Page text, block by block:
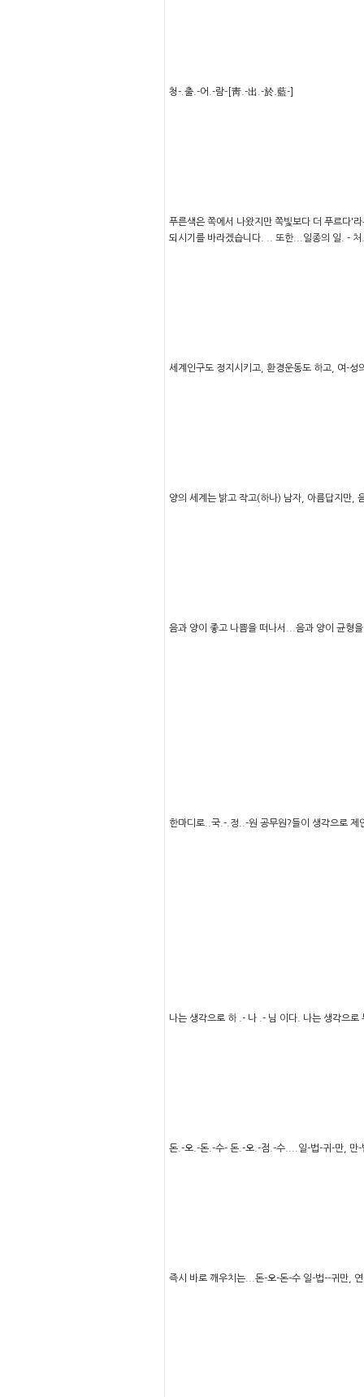
청-.출.-어.-람-[靑.-出.-於.藍-]
푸른색은 쪽에서 나왔지만 쪽빛보다 더 푸르다'
되시기를 바라겠습니다. .. 또한...일종의 일. -
세계인구도 정지시키고, 환경운동도 하고, 여-성
양의 세계는 밝고 작고(하나) 남자, 아름답지만,
음과 양이 좋고 나쁨을 떠나서...음과 양이 균형
한마디로..국.-.정..-원 공무원?들이 생각으로
나는 생각으로 하 .- 나 .- 님 이다. 나는 생각으
돈.-오.-돈.-수- 돈.-오.-점.-수....일-법-귀-만, 만-
즉시 바로 깨우치는...돈-오-돈-수 일-법--귀만,